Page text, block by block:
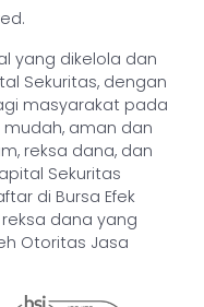
yang dikelola dan
Sekuritas, dengan
masyarakat pada
aman dan
reksa dana, dan
Sekuritas
di Bursa Efek
dana yang
Otoritas Jasa